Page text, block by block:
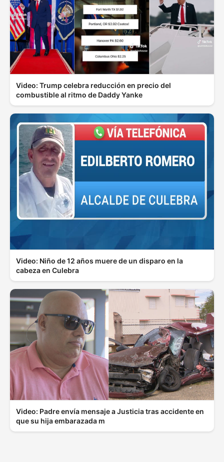
Video: Trump celebra reducción en precio del
combustible al ritmo de Daddy Yanke
Video: Niño de 12 años muere de un disparo en la
cabeza en Culebra
Video: Padre envía mensaje a Justicia tras accidente en
que su hija embarazada m